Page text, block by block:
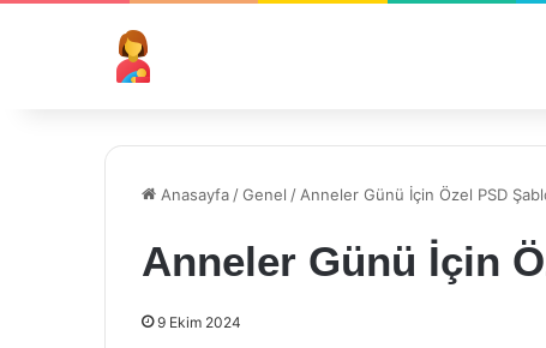
Anasayfa /Genel / Anneler Günü İçin Özel PSD
Anneler Günü İçin
9 Ekim 2024